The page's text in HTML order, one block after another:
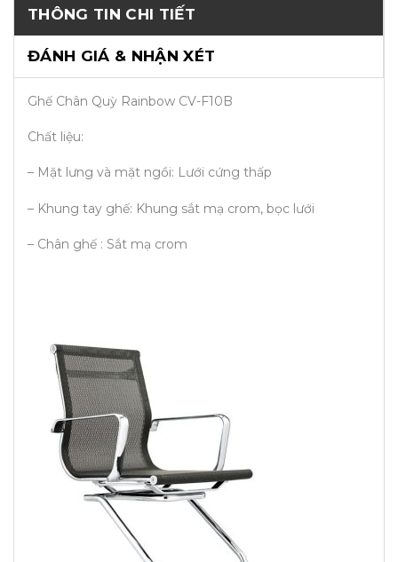
THÔNG TIN CHI TIẾT
ĐÁNH GIÁ & NHẬN XÉT
Ghế Chân Quỳ Rainbow CV-F10B
Chất liệu:
– Mặt lưng và mặt ngồi: Lưới cứng thấp
– Khung tay ghế: Khung sắt mạ crom, bọc lưới
– Chân ghế : Sắt mạ crom